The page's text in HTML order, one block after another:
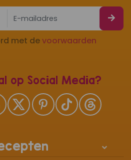
met devoorwaarden
op Social Media?